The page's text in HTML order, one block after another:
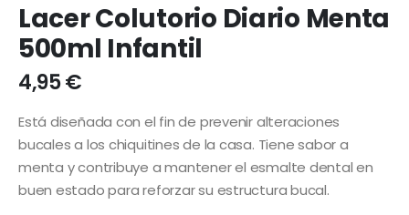
Lacer Colutorio Diario Menta
500ml Infantil
4,95€
Está diseñada con el fin de prevenir alteraciones
bucales a los chiquitines de la casa. Tiene sabor a
menta y contribuye a mantener el esmalte dental en
buen estado para reforzar su estructura bucal.